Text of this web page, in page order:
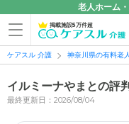
老人ホーム
掲載施設5万件超
ケアスル 介護 神奈川県の有料老
イルミーナやまとの評
最終更新日：2026/08/04